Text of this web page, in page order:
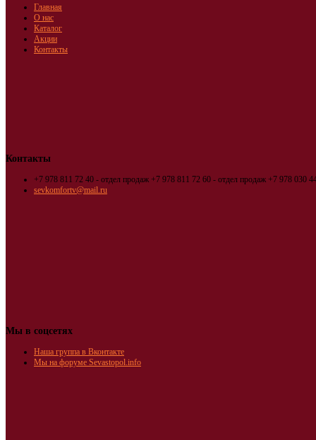
Главная
О нас
Каталог
Акции
Контакты
Контакты
+7 978 811 72 40 - отдел продаж +7 978 811 72 60 - отдел продаж +7 978 030
sevkomfortv@mail.ru
Мы в соцсетях
Наша группа в Вконтакте
Мы на форуме Sevastopol.info